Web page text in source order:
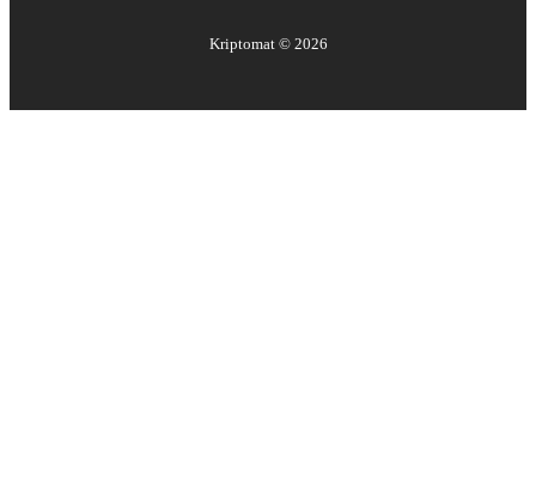
Kriptomat © 2026